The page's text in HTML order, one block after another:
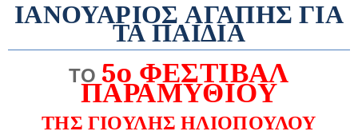
ΙΑΝΟΥΑΡΙΟΣ ΑΓΑΠΗΣ ΓΙΑ
ΤΑ ΠΑΙΔΙΑ
ΤΟ 5o ΦΕΣΤΙΒΑΛ
ΠΑΡΑΜΥΘΙΟΥ
ΤΗΣ ΓΙΟΥΛΗΣ ΗΛΙΟΠΟΥΛΟΥ